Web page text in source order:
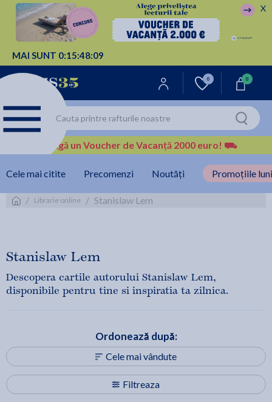
MAI SUNT 0:15:48:08
X
0 0
Câștigă un Voucher de Vacanță 2000 euro! ⛟
Cele mai citite Precomenzi Noutăți Promoțiile
/ Librarie online / Stanislaw Lem
Stanislaw Lem
Descopera cartile autorului Stanislaw Lem,
disponibile pentru tine si inspiratia ta zilnica.
Filtreaza
Ordonează după:
Cele mai vândute